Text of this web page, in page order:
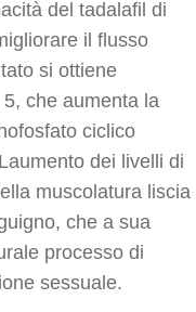
del tadalafil di
il flusso
si ottiene
che aumenta la
ciclico
dei livelli di
muscolatura liscia
che a sua
processo di
sessuale.